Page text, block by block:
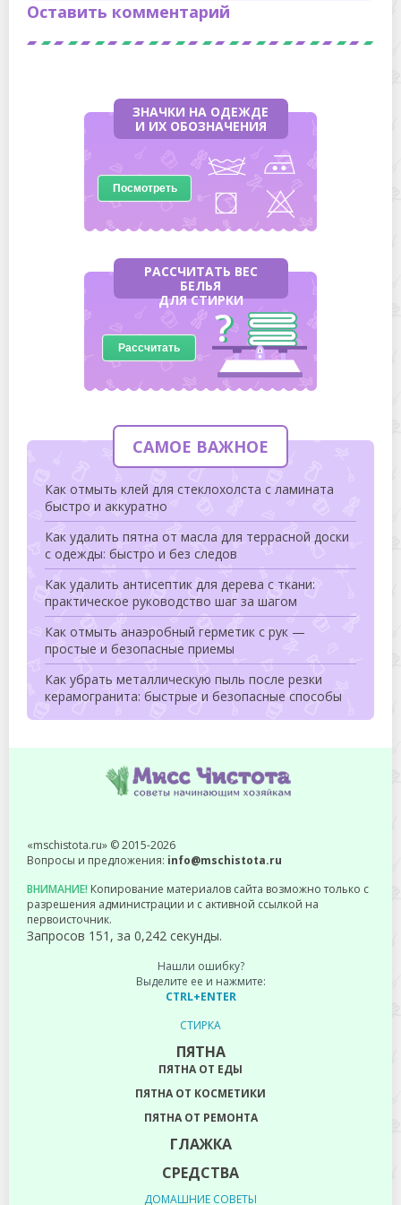
Оставить комментарий
ЗНАЧКИ НА ОДЕЖДЕ
И ИХ ОБОЗНАЧЕНИЯ
Посмотреть
РАССЧИТАТЬ ВЕС
БЕЛЬЯ
ДЛЯ СТИРКИ
Рассчитать
САМОЕ ВАЖНОЕ
Как отмыть клей для стеклохолста с ламината
быстро и аккуратно
Как удалить пятна от масла для террасной доски
с одежды: быстро и без следов
Как удалить антисептик для дерева с ткани:
практическое руководство шаг за шагом
Как отмыть анаэробный герметик с рук —
простые и безопасные приемы
Как убрать металлическую пыль после резки
керамогранита: быстрые и безопасные способы
«mschistota.ru» © 2015-2026
Вопросы и предложения: info@mschistota.ru
ВНИМАНИЕ! Копирование материалов сайта возможно только с
разрешения администрации и с активной ссылкой на
первоисточник.
Запросов 151, за 0,242 секунды.
Нашли ошибку?
Выделите ее и нажмите:
CTRL+ENTER
СТИРКА
ПЯТНА
ПЯТНА ОТ ЕДЫ
ПЯТНА ОТ КОСМЕТИКИ
ПЯТНА ОТ РЕМОНТА
ГЛАЖКА
СРЕДСТВА
ДОМАШНИЕ СОВЕТЫ